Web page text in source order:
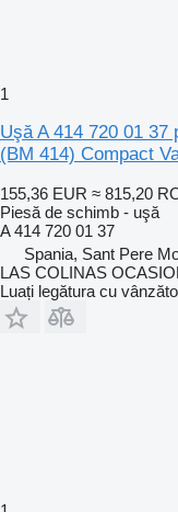
1
Uşă A 414 720 01
(BM 414) Compact
155,36 EUR ≈ 815,20
Piesă de schimb - uşă
A 414 720 01 37
Spania, Sant Pere
LAS COLINAS
Luați legătura cu